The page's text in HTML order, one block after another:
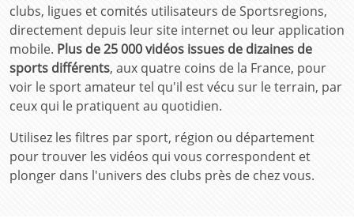
clubs, ligues et comités utilisateurs de Sportsregions,
directement depuis leur site internet ou leur application
mobile. Plus de 25 000 vidéos issues de dizaines de
sports différents, aux quatre coins de la France, pour
voir le sport amateur tel qu'il est vécu sur le terrain, par
ceux qui le pratiquent au quotidien.
Utilisez les filtres par sport, région ou département
pour trouver les vidéos qui vous correspondent et
plonger dans l'univers des clubs près de chez vous.